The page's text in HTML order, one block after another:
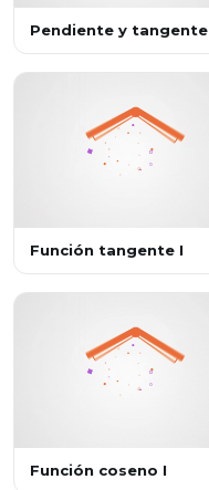
Pendiente y tangente
Función tangente I
Función coseno I